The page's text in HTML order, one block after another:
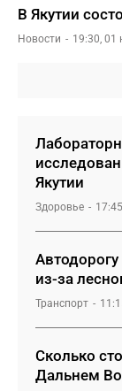
В Якутии
Новости 19:30, 01
Якутии
Здоровье
из-за
Транспорт
Сколько
Дальнем